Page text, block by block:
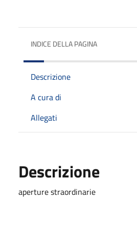
INDICE DELLA PAGINA
Descrizione
A cura di
Allegati
Descrizione
aperture straordinarie